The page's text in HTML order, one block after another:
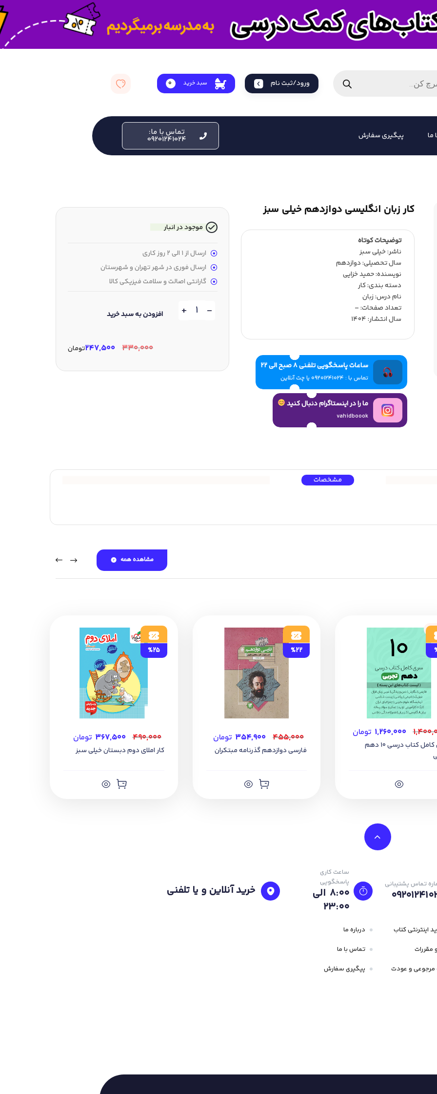
ورود/ثبت نام سبد خرید 0
ما پیگیری سفارش تماس با ما:
09201241024
کار زبان انگلیسی دوازدهم خیلی سبز
توضیحات کوتاه
ناشر:‌ خیلی سبز
سال تحصیلی:‌ دوازدهم
نویسنده:‌ حمید خزایی
دسته بندی: کار
نام درس: زبان
تعداد صفحات:‌ –
سال انتشار:‌ 1404
ساعات پاسخگویی تلفنی 8 صبح الی 22
تماس با : 09201241024 یا چت آنلاین
ما را در اینستاگرام دنبال کنید
vahidboook
موجود در انبار
ارسال از 1 الی 2 روز کاری
ارسال فوری در شهر تهران و شهرستان
گارانتی اصالت و سلامت فیزیکی کالا
-
+ افزودن به سبد خرید
۳۳۰,۰۰۰ ۲۴۷,۵۰۰تومان
مشخصات
مشاهده همه
۱,۲۶۰,۰۰۰ تومان
سری کامل کتاب درسی 10 دهم
%22
۴۵۵,۰۰۰ ۳۵۴,۹۰۰ تومان
فارسی دوازدهم گذرنامه مبتکران
%25
۴۹۰,۰۰۰ ۳۶۷,۵۰۰ تومان
کار املای دوم دبستان خیلی سبز
تماس پشتیبانی
ساعت کاری
پاسخگویی
8:00 الی
23:۰۰
خرید آنلاین و یا تلفنی
اینترنتی کتاب
مقررات
و عودت
درباره ما
تماس با ما
پیگیری سفارش